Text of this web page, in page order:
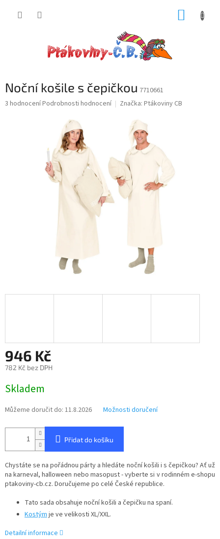
Noční košile s čepičkou 7710661
Průměrné
3 hodnoceníPodrobnosti hodnocení Značka: Ptákoviny CB
946 Kč
782 Kč bez DPH
cena:
Skladem
Můžeme doručit do: 11.8.2026 Možnosti doručení
Přidat do košíku
Chystáte se na pořádnou párty a hledáte noční košili i s čepičkou? Ať už
na karneval, halloween nebo masopust - vyberte si v rodinném e-shopu
ptakoviny-cb.cz. Doručujeme po celé České republice.
Tato sada obsahuje noční košili a čepičku na spaní.
Kostýmje ve velikosti XL/XXL.
Detailní informace